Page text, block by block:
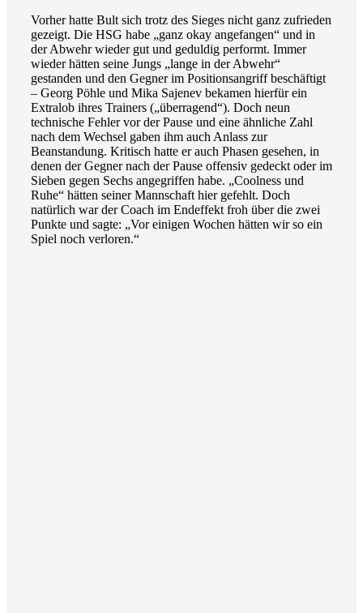
Vorher hatte Bult sich trotz des Sieges nicht ganz zufrieden
gezeigt. Die HSG habe „ganz okay angefangen“ und in
der Abwehr wieder gut und geduldig performt. Immer
wieder hätten seine Jungs „lange in der Abwehr“
gestanden und den Gegner im Positionsangriff beschäftigt
– Georg Pöhle und Mika Sajenev bekamen hierfür ein
Extralob ihres Trainers („überragend“). Doch neun
technische Fehler vor der Pause und eine ähnliche Zahl
nach dem Wechsel gaben ihm auch Anlass zur
Beanstandung. Kritisch hatte er auch Phasen gesehen, in
denen der Gegner nach der Pause offensiv gedeckt oder im
Sieben gegen Sechs angegriffen habe. „Coolness und
Ruhe“ hätten seiner Mannschaft hier gefehlt. Doch
natürlich war der Coach im Endeffekt froh über die zwei
Punkte und sagte: „Vor einigen Wochen hätten wir so ein
Spiel noch verloren.“